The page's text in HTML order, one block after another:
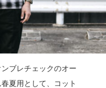
ブレチェックのオー
夏用として、コット